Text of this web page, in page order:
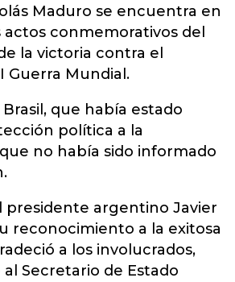
Maduro se encuentra en
actos conmemorativos del
la victoria contra el
Guerra Mundial.
que había estado
política a la
no había sido informado
presidente argentino Javier
reconocimiento a la exitosa
a los involucrados,
Secretario de Estado